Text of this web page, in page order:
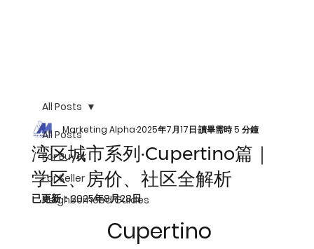
All Posts
For Buyer
For Seller
Neighborhood Guides
All Posts
湾区城市系列·Cupertino篇｜
学区、房价、社区全解析
Marketing Alpha2025年7月17日讀畢需時 5 分鐘
已更新：2025年8月28日
Cupertino